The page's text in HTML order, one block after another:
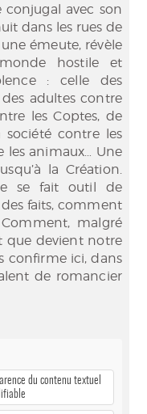
avec son
dans les rues de
émeute, révèle
hostile et
: celle des
adultes contre
les Coptes, de
société contre les
les animaux… Une
la Création.
se fait outil de
faits, comment
malgré
que devient notre
confirme ici, dans
de romancier
du contenu textuel